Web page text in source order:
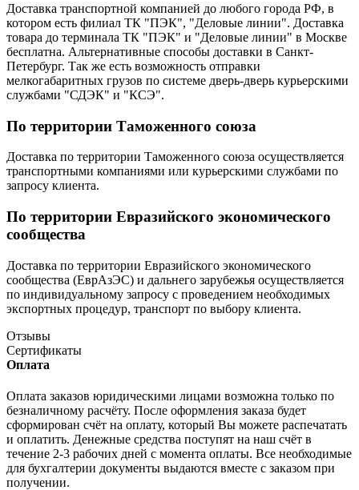
Доставка транспортной компанией до любого города РФ, в
котором есть филиал ТК "ПЭК", "Деловые линии". Доставка
товара до терминала ТК "ПЭК" и "Деловые линии" в Москве
бесплатна. Альтернативные способы доставки в Санкт-
Петербург. Так же есть возможность отправки
мелкогабаритных грузов по системе дверь-дверь курьерскими
службами "СДЭК" и "КСЭ".
По территории Таможенного союза
Доставка по территории Таможенного союза осуществляется
транспортными компаниями или курьерскими службами по
запросу клиента.
По территории Евразийского экономического
сообщества
Доставка по территории Евразийского экономического
сообщества (ЕврАзЭС) и дальнего зарубежья осуществляется
по индивидуальному запросу с проведением необходимых
экспортных процедур, транспорт по выбору клиента.
Отзывы
Сертификаты
Оплата
Оплата заказов юридическими лицами возможна только по
безналичному расчёту. После оформления заказа будет
сформирован счёт на оплату, который Вы можете распечатать
и оплатить. Денежные средства поступят на наш счёт в
течение 2-3 рабочих дней с момента оплаты. Все необходимые
для бухгалтерии документы выдаются вместе с заказом при
получении.